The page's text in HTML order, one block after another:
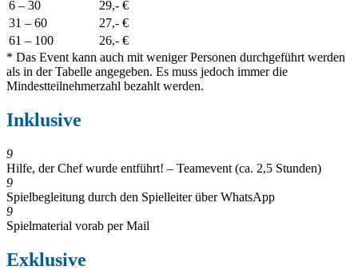
6 – 30
29,- €
31 – 60
27,- €
61 – 100
26,- €
* Das Event kann auch mit weniger Personen durchgeführt werden
als in der Tabelle angegeben. Es muss jedoch immer die
Mindestteilnehmerzahl bezahlt werden.
Inklusive
9
Hilfe, der Chef wurde entführt! – Teamevent (ca. 2,5 Stunden)
9
Spielbegleitung durch den Spielleiter über WhatsApp
9
Spielmaterial vorab per Mail
Exklusive